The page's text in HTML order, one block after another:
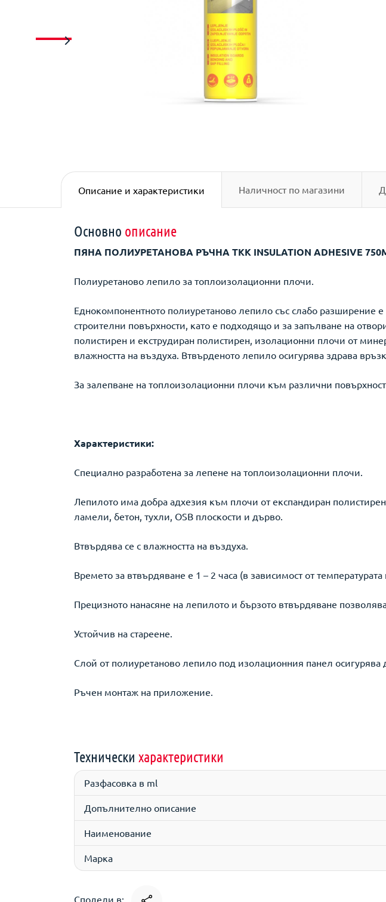
Описание и характеристики Наличност по магазини
Основно описание
ПЯНА ПОЛИУРЕТАНОВА РЪЧНА TKK INSULATION ADHESIVE
Полиуретаново лепило за топлоизолационни плочи.
Еднокомпонентното полиуретаново лепило със слабо разширение
строителни повърхности, като е подходящо и за запълване на
полистирен и екструдиран полистирен, изолационни плочи от
влажността на въздуха. Втвърденото лепило осигурява здрава
За залепване на топлоизолационни плочи към различни
Характеристики:
Специално разработена за лепене на топлоизолационни плочи.
Лепилото има добра адхезия към плочи от експандиран
ламели, бетон, тухли, OSB плоскости и дърво.
Втвърдява се с влажността на въздуха.
Времето за втвърдяване е 1 – 2 часа (в зависимост от
Прецизното нанасяне на лепилото и бързото втвърдяване
Устойчив на стареене.
Слой от полиуретаново лепило под изолационния панел
Ръчен монтаж на приложение.
Технически характеристики
Разфасовка в ml
Допълнително описание
Наименование
Марка
Сподели в: